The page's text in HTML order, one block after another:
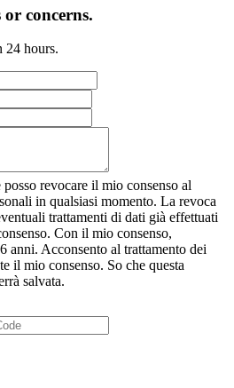
concerns.
24 hours.
revocare il mio consenso al
in qualsiasi momento. La revoca
trattamenti di dati già effettuati
Con il mio consenso,
anni. Acconsento al trattamento dei
il mio consenso. So che questa
salvata.